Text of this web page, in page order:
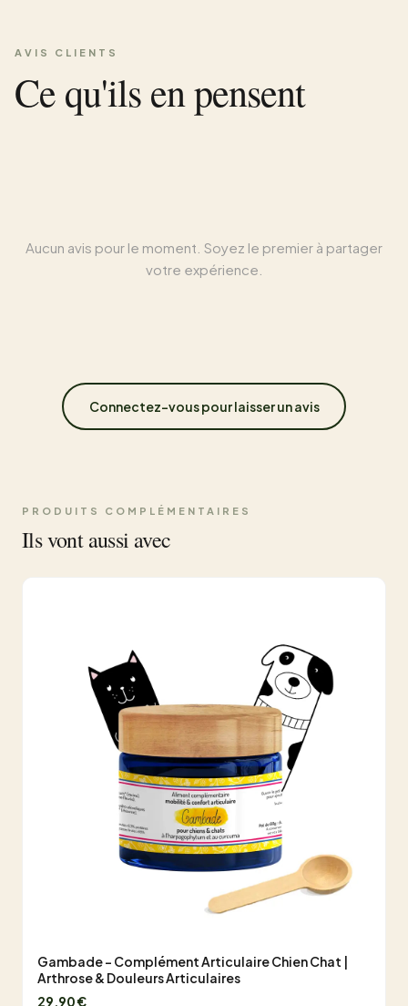
AVIS CLIENTS
Ce qu'ils en pensent
Aucun avis pour le moment. Soyez le premier à partager
votre expérience.
Connectez-vous pour laisser un avis
PRODUITS COMPLÉMENTAIRES
Ils vont aussi avec
Gambade - Complément Articulaire Chien Chat |
Arthrose & Douleurs Articulaires
29,90 €